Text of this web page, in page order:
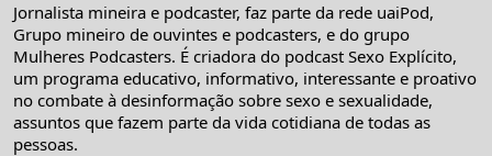
Jornalista mineira e podcaster, faz parte da rede uaiPod,
Grupo mineiro de ouvintes e podcasters, e do grupo
Mulheres Podcasters. É criadora do podcast Sexo Explícito,
um programa educativo, informativo, interessante e proativo
no combate à desinformação sobre sexo e sexualidade,
assuntos que fazem parte da vida cotidiana de todas as
pessoas.